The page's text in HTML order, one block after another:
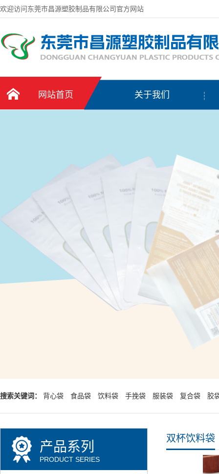
欢迎访问东莞市昌源塑胶制品有限公司官方网站
网站首页 关于我们
搜索关键词： 背心袋 食品袋 饮料袋 手挽袋 服装袋 复合袋 胶
产品系列
PRODUCT SERIES
双杯饮料袋